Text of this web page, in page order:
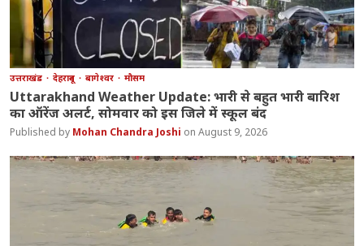
उत्तराखंड देहरादून बागेश्वर मौसम
Uttarakhand Weather Update: भारी से बहुत भारी बारिश
का ऑरेंज अलर्ट, सोमवार को इस जिले में स्कूल बंद
Mohan Chandra Joshi August 9, 2026